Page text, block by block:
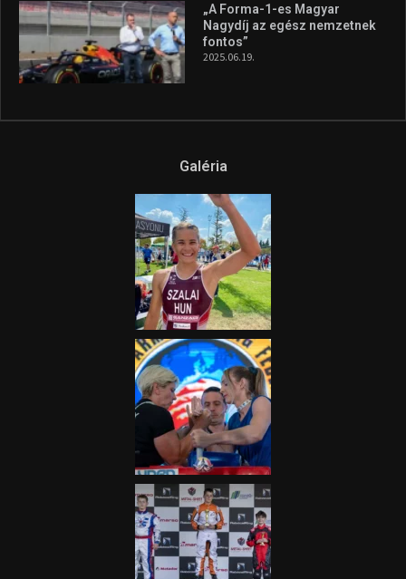
„A Forma-1-es Magyar
Nagydíj az egész nemzetnek
fontos”
2025.06.19.
Galéria